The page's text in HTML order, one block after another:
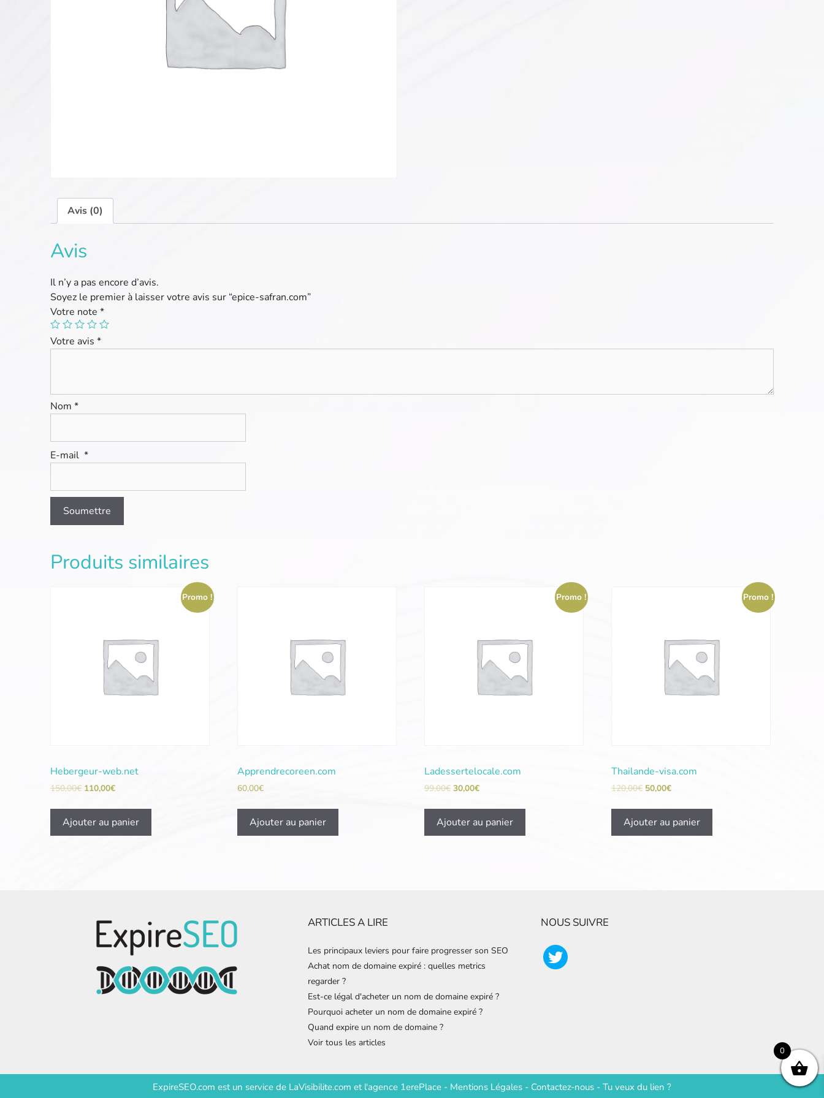
Avis (0)
Avis
Il n’y a pas encore d’avis.
Soyez le premier à laisser votre avis sur “epice-safran.com”
Votre note *
Votre avis *
Nom *
E-mail *
Produits similaires
Promo !
Hebergeur-web.net
150,00€ 110,00€
Ajouter au panier
Apprendrecoreen.com
60,00€
Ajouter au panier
Promo !
Ladessertelocale.com
99,00€ 30,00€
Ajouter au panier
Promo !
Thailande-visa.com
120,00€ 50,00€
Ajouter au panier
ARTICLES A LIRE
Les principaux leviers pour faire progresser son SEO
Achat nom de domaine expiré : quelles metrics
regarder ?
Est-ce légal d'acheter un nom de domaine expiré ?
Pourquoi acheter un nom de domaine expiré ?
Quand expire un nom de domaine ?
Voir tous les articles
NOUS SUIVRE
ExpireSEO.com est un service de LaVisibilite.com etl'agence 1erePlace - Mentions Légales - Contactez-nous - Tu veux du lien ?
0